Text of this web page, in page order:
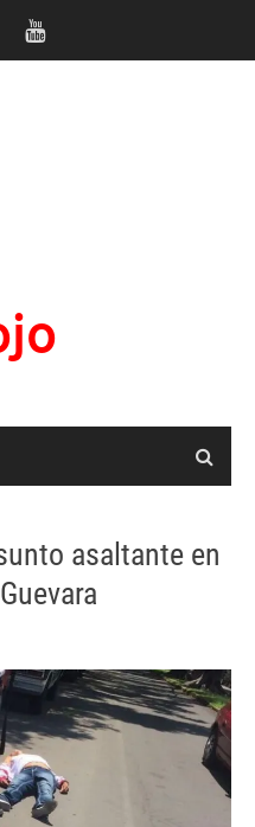
asaltante en